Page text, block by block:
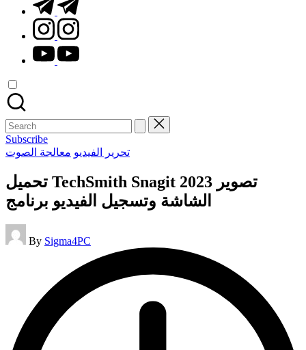
instagram.com
youtube.com
Search
for:
Subscribe
Posted
تحرير الفيديو معالجة الصوت
تحميل TechSmith Snagit 2023 تصوير
الشاشة وتسجيل الفيديو برنامج
Posted
by
By Sigma4PC